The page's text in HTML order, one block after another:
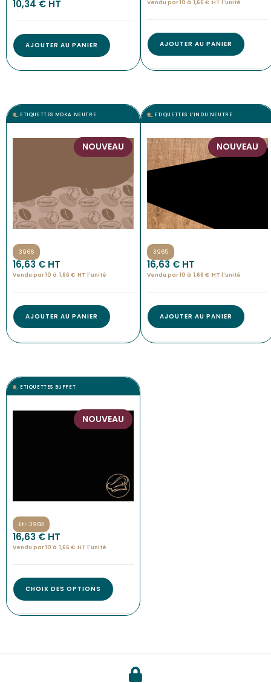
10,34 € HT
AJOUTER AU PANIER
Vendu par 10 à 1,66 € HT l'unité
AJOUTER AU PANIER
ETIQUETTES MOKA NEUTRE
NOUVEAU
3966
16,63€ HT
Vendu par 10 à 1,66 € HT l'unité
AJOUTER AU PANIER
ETIQUETTES L’INDU NEUTRE
NOUVEAU
3965
16,63€ HT
Vendu par 10 à 1,66 € HT l'unité
AJOUTER AU PANIER
ETIQUETTES BUFFET
NOUVEAU
Eti-3968
16,63€ HT
Vendu par 10 à 1,66 € HT l'unité
CHOIX DES OPTIONS